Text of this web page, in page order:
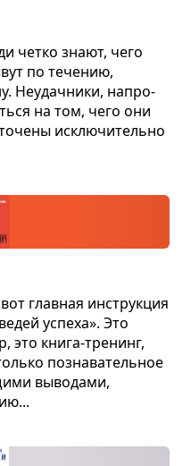
четко знают, чего
по тече­нию,
Неудач­ники, напро­
на том, чего они
исклю­чи­тельно
глав­ная инструк­ция
успеха». Это
это книга-тре­нинг,
позна­ва­тель­ное
выво­дами,